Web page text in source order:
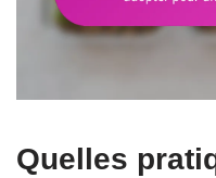
Quelles